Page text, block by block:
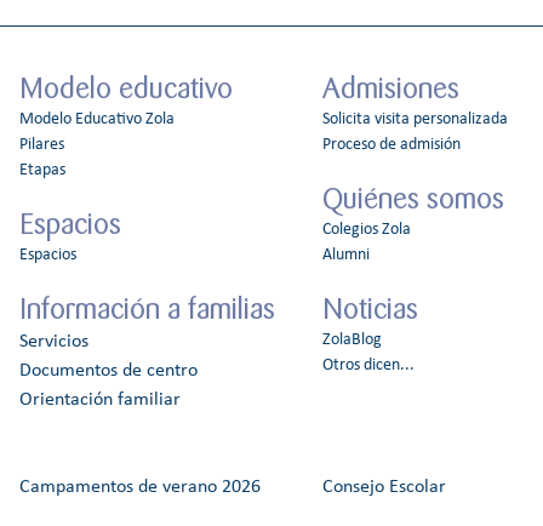
Modelo educativo
Modelo Educativo Zola
Pilares
Etapas
Espacios
Espacios
Información a familias
Servicios
Documentos de centro
Orientación familiar
Admisiones
Solicita visita personalizada
Proceso de admisión
Quiénes somos
Colegios Zola
Alumni
Noticias
ZolaBlog
Otros dicen...
Campamentos de verano 2026 Consejo Escolar